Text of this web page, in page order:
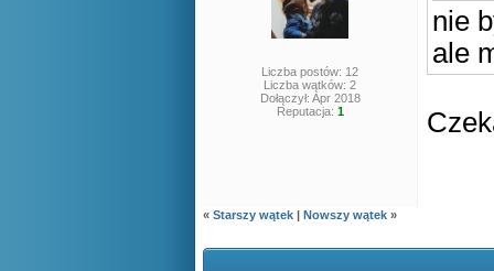
Liczba postów: 12
Liczba wątków: 2
Dołączył: Apr 2018
Reputacja: 1
nie
ale
« Starszy wątek | Nowszy wątek »